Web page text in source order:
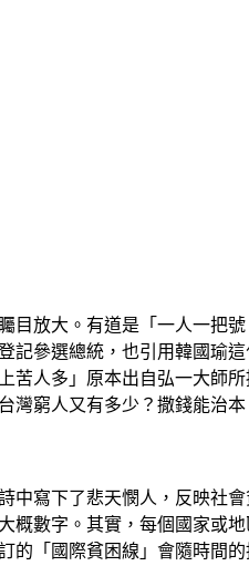
目放大。有道是「一人一把
記參選總統，也引用韓國瑜
苦人多」原本出自弘一大師
灣窮人又有多少？撒錢能治本
中寫下了悲天憫人，反映
概數字。其實，每個國家或
「國際貧困線」會隨時間